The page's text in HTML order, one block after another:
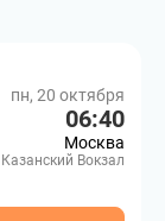
пн, 20 октября
06:40
Москва
Казанский Вокзал